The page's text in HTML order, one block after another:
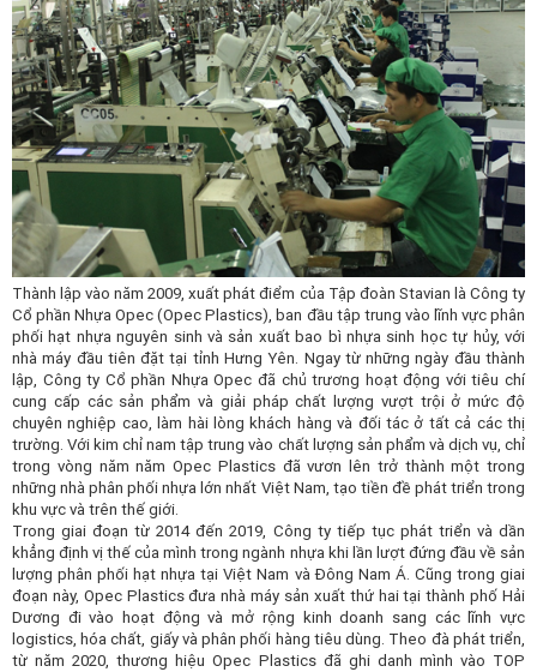
Lĩnh vực hoạt động *
Lời giới thiệu ngắn
ĐĂNG KÝ HỘI VIÊN
Các ô có dấu * cần điền đầy đủ thông tin
Tải hồ sơ đăng ký Hội viên tại đây
Thành lập vào năm 2009, xuất phát điểm của Tập đoàn Stavian là Công ty
Cổ phần Nhựa Opec (Opec Plastics), ban đầu tập trung vào lĩnh vực phân
phối hạt nhựa nguyên sinh và sản xuất bao bì nhựa sinh học tự hủy, với
nhà máy đầu tiên đặttại tỉnh Hưng Yên. Ngay từ những ngày đầu thành
lập, Công ty Cổ phần Nhựa Opec đã chủ trương hoạt động với tiêu chí
cung cấp các sản phẩm và giải pháp chất lượng vượt trội ở mức độ
chuyên nghiệp cao, làm hài lòng khách hàng và đối tác ở tất cả các thị
trường. Với kim chỉ nam tập trung vào chất lượng sản phẩm và dịch vụ, chỉ
trong vòng năm năm Opec Plastics đã vươn lên trở thành một trong
những nhà phân phối nhựa lớn nhất Việt Nam, tạo tiền đề phát triển trong
khu vực và trên thế giới.
Trong giai đoạn từ 2014 đến 2019, Công ty tiếp tục phát triển và dần
khẳng định vị thế của mình trong ngành nhựa khi lần lượt đứng đầu về sản
lượng phân phối hạt nhựa tại Việt Nam và Đông Nam Á. Cũng trong giai
đoạn này, Opec Plasticsđưa nhà máy sản xuất thứ hai tại thành phố Hải
Dương đi vào hoạt động và mở rộng kinh doanh sang các lĩnh vực
ogistics, hóa chất, giấy vàphân phối hàng tiêu dùng. Theo đà phát triển,
từ năm 2020, thương hiệu Opec Plastics đã ghi danh mình vào TOP